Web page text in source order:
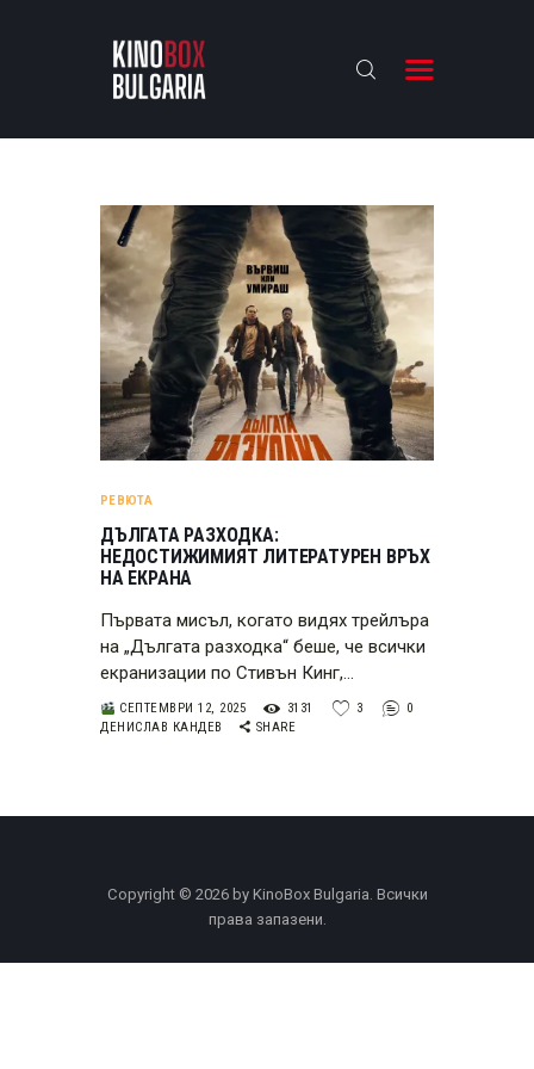
KINOBOX BULGARIA
АНАЛИЗИ
БАХТИ НАГРАДИТЕ
ИНТЕРВЮТА
ЗА НАС
РЕВЮТА
ДЪЛГАТА РАЗХОДКА:
НЕДОСТИЖИМИЯТ ЛИТЕРАТУРЕН ВРЪХ
НА ЕКРАНА
Първата мисъл, когато видях трейлъра
на „Дългата разходка“ беше, че всички
екранизации по Стивън Кинг,…
СЕПТЕМВРИ 12, 2025 3131 3
0
ДЕНИСЛАВ КАНДЕВ
SHARE
Copyright © 2026 by KinoBox Bulgaria. Всички
права запазени.